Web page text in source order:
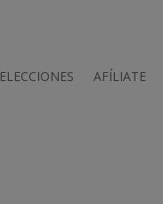
ELECCIONES AFÍLIATE